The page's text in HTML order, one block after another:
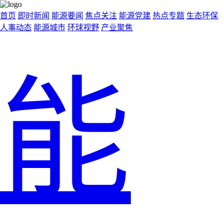
首页 即时新闻 能源要闻 焦点关注 能源党建 热点专题 生态环保
人事动态 能源城市 环球视野 产业聚焦
能